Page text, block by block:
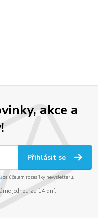
akce a
Přihlásit se
za účelem rozesílky newsletteru.
jednou za 14 dní.